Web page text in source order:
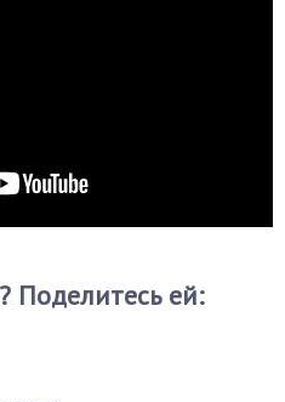
Поделитесь ей: